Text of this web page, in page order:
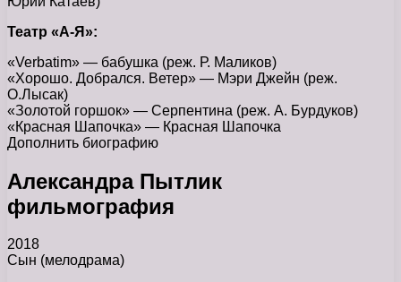
Театр «А-Я»:
«Verbatim» — бабушка (реж. Р. Маликов)
«Хорошо. Добрался. Ветер» — Мэри Джейн (реж.
О.Лысак)
«Золотой горшок» — Серпентина (реж. А. Бурдуков)
«Красная Шапочка» — Красная Шапочка
Дополнить биографию
Александра Пытлик
фильмография
2018
Сын (мелодрама)